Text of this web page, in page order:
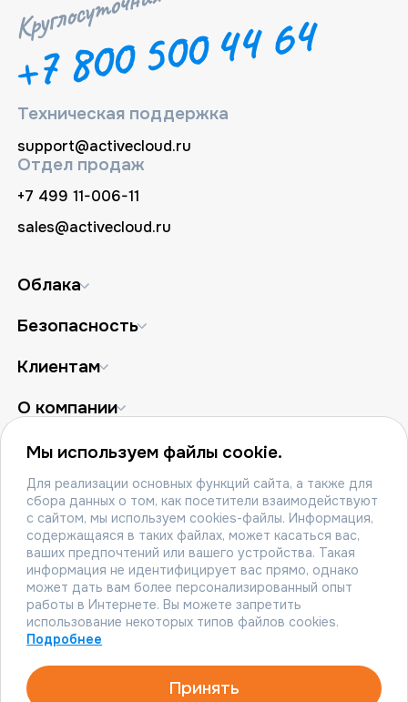
Техническая поддержка
support@activecloud.ru
Отдел продаж
+7 499 11-006-11
sales@activecloud.ru
+7 800 500 44 64
Облака
Безопасность
Клиентам
О компании
Партнёрам
© 2010-2026 ООО «АКТИВХОСТ РУ»
115114, Российская Федерация, г. Москва, 1-й
Дербеневский переулок, д. 5.
ИНН 7728734056.
Политика конфиденциальности
Политика cookies
Мы используем файлы cookie.
Для реализации основных функций сайта, а также для
сбора данных о том, как посетители взаимодействуют
с сайтом, мы используем cookies-файлы. Информация,
содержащаяся в таких файлах, может касаться вас,
ваших предпочтений или вашего устройства. Такая
информация не идентифицирует вас прямо, однако
может дать вам более персонализированный опыт
работы в Интернете. Вы можете запретить
использование некоторых типов файлов cookies.
Подробнее
Принять